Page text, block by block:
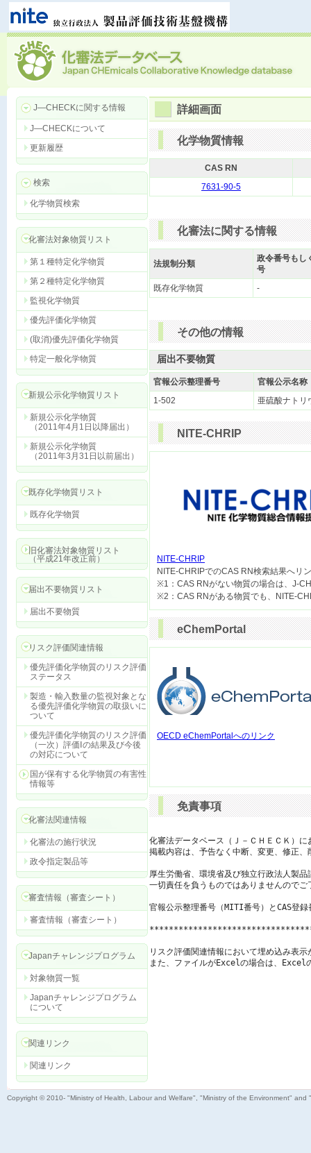
J―CHECKに関する情報
J―CHECKについて
更新履歴
検索
化学物質検索
化審法対象物質リスト
第１種特定化学物質
第２種特定化学物質
監視化学物質
優先評価化学物質
(取消)優先評価化学物質
特定一般化学物質
新規公示化学物質リスト
新規公示化学物質
（2011年4月1日以降届出）
新規公示化学物質
（2011年3月31日以前届出）
既存化学物質リスト
既存化学物質
旧化審法対象物質リスト
（平成21年改正前）
届出不要物質リスト
届出不要物質
リスク評価関連情報
優先評価化学物質のリスク評価
ステータス
製造・輸入数量の監視対象とな
る優先評価化学物質の取扱いに
ついて
優先評価化学物質のリスク評価
（一次）評価Ⅰの結果及び今後
の対応について
国が保有する化学物質の有害性
情報等
化審法関連情報
化審法の施行状況
政令指定製品等
審査情報（審査シート）
審査情報（審査シート）
Japanチャレンジプログラム
対象物質一覧
Japanチャレンジプログラム
について
関連リンク
関連リンク
詳細画面
化学物質情報
CAS RN
7631-90-5
化審法に関する情報
法規制分類
政令番号もし
号
既存化学物質
-
その他の情報
届出不要物質
官報公示整理番号
官報公示名称
1-502
亜硫酸ナトリ
NITE-CHRIP
NITE-CHRIP
NITE-CHRIPでのCAS RN検索結果へリ
※1：CAS RNがない物質の場合は、J-
eChemPortal
OECD eChemPortalへのリンク
免責事項
化審法データベース（Ｊ－ＣＨＥＣＫ）
掲載内容は、予告なく中断、変更、修正
厚生労働省、環境省及び独立行政法人製
一切責任を負うものではありませんのでご
官報公示整理番号（MITI番号）とCAS登
リスク評価関連情報において埋め込み表
また、ファイルがExcelの場合は、Excel
Copyright © 2010- "Ministry of Health, Labour and Welfare", "Ministry of the Environment"